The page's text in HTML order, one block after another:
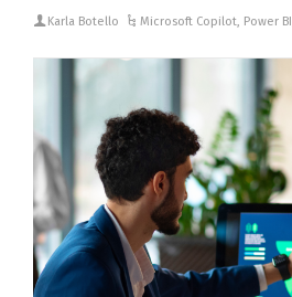
Karla Botello Microsoft Copilot Power BI